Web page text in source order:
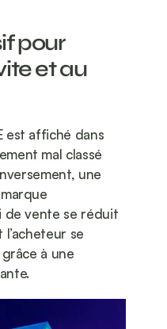
pour
et au
est affiché dans
mal classé
une
de vente se réduit
se
à une